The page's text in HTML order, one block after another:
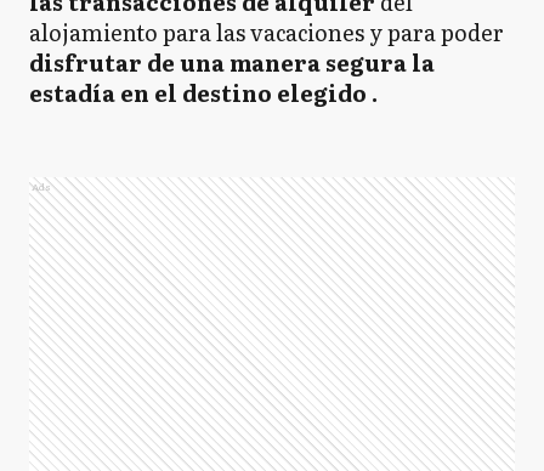
alojamiento para las vacaciones y para poder
disfrutar de una manera segura la
estadía en el destino elegido .
Ads